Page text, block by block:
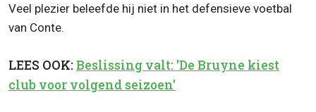
Veel plezier beleefde hij niet in het defensieve voetbal
van Conte.
LEES OOK:Beslissing valt: 'De Bruyne kiest
club voor volgend seizoen'